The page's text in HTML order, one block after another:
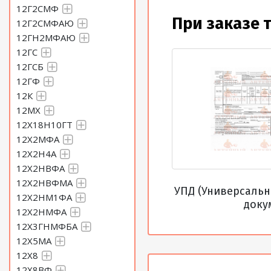
12Г2СМФ
12Г2СМФАЮ
12ГН2МФАЮ
12ГС
12ГСБ
12ГФ
12К
12МХ
12Х18Н10ГТ
12Х2МФА
12Х2Н4А
12Х2НВФА
12Х2НВФМА
12Х2НМ1ФА
12Х2НМФА
12Х3ГНМФБА
12Х5МА
12Х8
Лист 7 Сталь 45
Лист 7,5 Сталь 45
Лист 8 Сталь 45
Лист 8,5 Сталь 45
Лист 9 Сталь 45
Лист 9,5 Сталь 45
При заказе
УПД